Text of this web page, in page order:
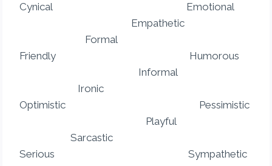
Cynical Emotional
Empathetic
Formal
Friendly Humorous
Informal
Ironic
Optimistic Pessimistic
Playful
Sarcastic
Serious Sympathetic